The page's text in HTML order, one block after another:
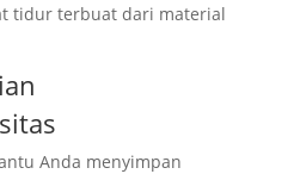
tidur terbuat dari material
Anda menyimpan